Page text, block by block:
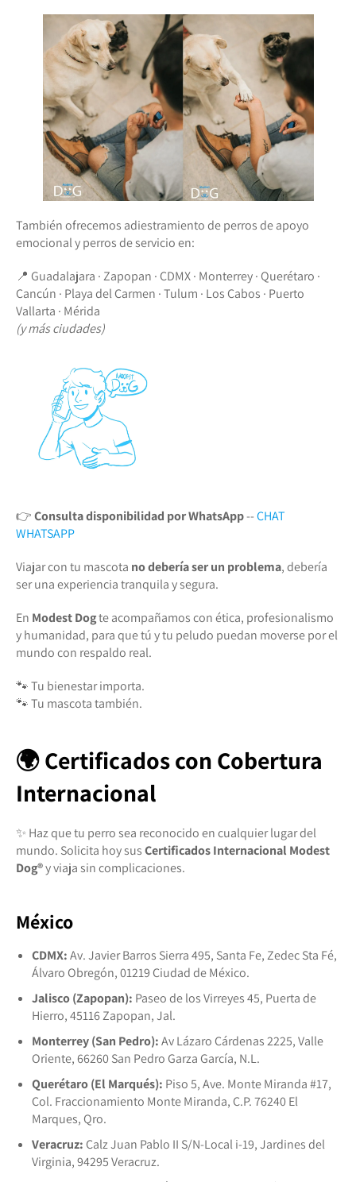
También ofrecemos adiestramiento de perros de apoyo
emocional y perros de servicio en:
📍 Guadalajara · Zapopan · CDMX · Monterrey · Querétaro ·
Cancún · Playa del Carmen · Tulum · Los Cabos · Puerto
Vallarta · Mérida
(y más ciudades)
👉Consulta disponibilidad por WhatsApp--CHAT
WHATSAPP
Viajar con tu mascota no debería ser un problema, debería
ser una experiencia tranquila y segura.
En Modest Dogte acompañamos con ética, profesionalismo
y humanidad, para que tú y tu peludo puedan moverse por el
mundo con respaldo real.
🐾 Tu bienestar importa.
🐾 Tu mascota también.
🌍 Certificados con Cobertura
Internacional
✨ Haz que tu perro sea reconocido en cualquier lugar del
mundo. Solicita hoy susCertificados Internacional Modest
Dog®️y viaja sin complicaciones.
México
CDMX:Av. Javier Barros Sierra 495, Santa Fe, Zedec Sta Fé,
Álvaro Obregón, 01219 Ciudad de México.
Jalisco (Zapopan): Paseo de los Virreyes 45, Puerta de
Hierro, 45116 Zapopan, Jal.
Monterrey (San Pedro):Av Lázaro Cárdenas 2225, Valle
Oriente, 66260 San Pedro Garza García, N.L.
Querétaro (El Marqués): Piso 5, Ave. Monte Miranda #17,
Col. Fraccionamiento Monte Miranda, C.P. 76240 El
Marques, Qro.
Veracruz: Calz Juan Pablo II S/N-Local i-19, Jardines del
Virginia, 94295 Veracruz.